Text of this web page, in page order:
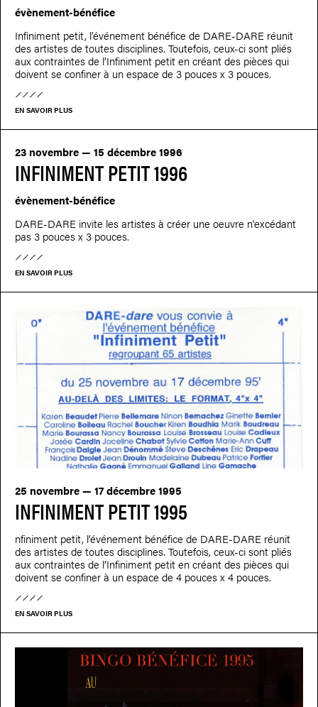
évènement-bénéfice
Infiniment petit, l’événement bénéfice de DARE-DARE réunit
des artistes de toutes disciplines. Toutefois, ceux-ci sont pliés
aux contraintes de l’Infiniment petit en créant des pièces qui
doivent se confiner à un espace de 3 pouces x 3 pouces.
EN SAVOIR PLUS
INFINIMENT PETIT 1996
23 novembre — 15 décembre 1996
évènement-bénéfice
DARE-DARE invite les artistes à créer une oeuvre n'excédant
pas 3 pouces x 3 pouces.
EN SAVOIR PLUS
INFINIMENT PETIT 1995
25 novembre — 17 décembre 1995
nfiniment petit, l’événement bénéfice de DARE-DARE réunit
des artistes de toutes disciplines. Toutefois, ceux-ci sont pliés
aux contraintes de l’Infiniment petit en créant des pièces qui
doivent se confiner à un espace de 4 pouces x 4 pouces.
EN SAVOIR PLUS